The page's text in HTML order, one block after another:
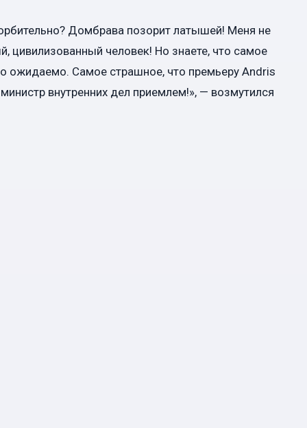
Домбрава позорит латышей! Меня не
цивилизованный человек! Но знаете, что самое
Самое страшное, что премьеру Andris
внутренних дел приемлем!», — возмутился